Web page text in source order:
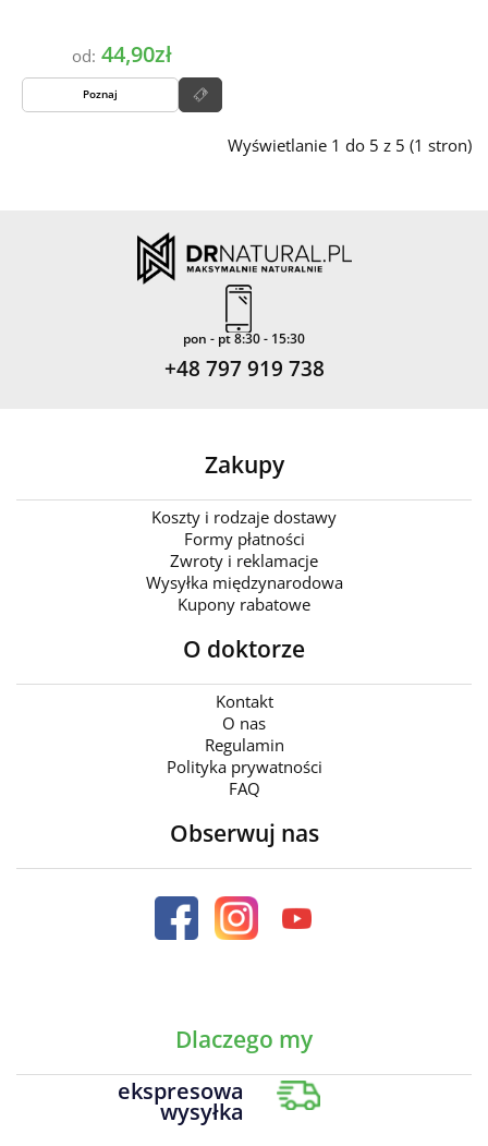
od: 44,90zł
Poznaj
Wyświetlanie 1 do 5 z 5 (1 stron)
pon - pt 8:30 - 15:30
+48 797 919 738
Zakupy
Koszty i rodzaje dostawy
Formy płatności
Zwroty i reklamacje
Wysyłka międzynarodowa
Kupony rabatowe
O doktorze
Kontakt
O nas
Regulamin
Polityka prywatności
FAQ
Obserwuj nas
Dlaczego my
ekspresowa
wysyłka